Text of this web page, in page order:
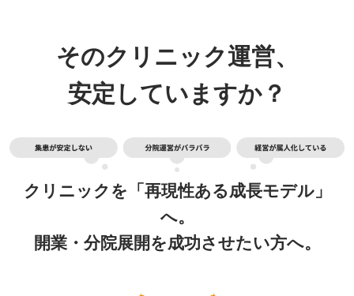
そのクリニック運営、
安定していますか？
クリニックを「再現性ある成長モデル」
へ。
開業・分院展開を成功させたい方へ。